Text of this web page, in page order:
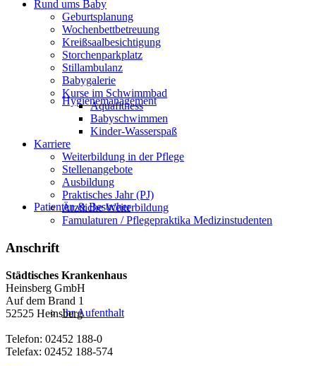
Hygienemanagement
Patienten & Besucher
Ihr Aufenthalt
Rund ums Baby
Geburtsplanung
Wochenbettbetreuung
Kreißsaalbesichtigung
Storchenparkplatz
Stillambulanz
Babygalerie
Kurse im Schwimmbad
Aquafitness
Babyschwimmen
Kinder-Wasserspaß
Karriere
Weiterbildung in der Pflege
Stellenangebote
Ausbildung
Praktisches Jahr (PJ)
Ärztliche Weiterbildung
Famulaturen / Pflegepraktika Medizinstudenten
Anschrift
Städtisches Krankenhaus
Heinsberg GmbH
Auf dem Brand 1
52525 Heinsberg
Telefon: 02452 188-0
Telefax: 02452 188-574